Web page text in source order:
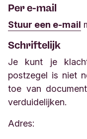
Per e-mail
Stuur een e-mail
Schriftelijk
Je kunt je
postzegel is niet
toe van
verduidelijken.
Adres: